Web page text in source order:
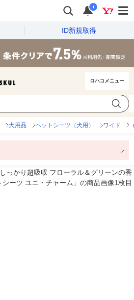
i
ID新規取得
ロハコメニュー
犬用品 ペットシーツ（犬用） ワイド